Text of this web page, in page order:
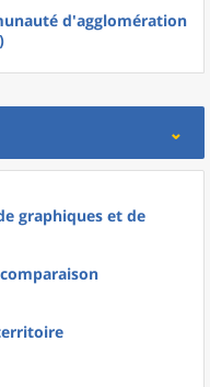
d'agglomération
graphiques et de